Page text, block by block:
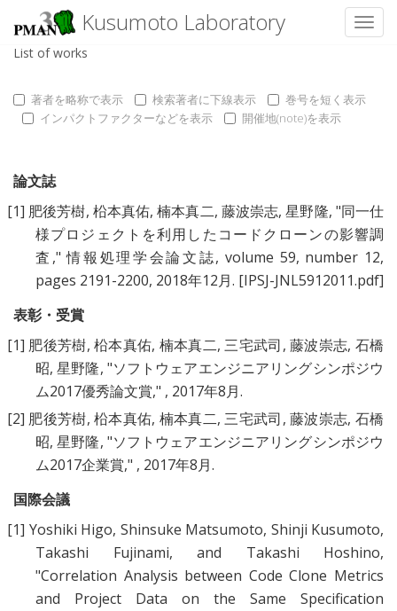
Kusumoto Laboratory
List of works
著者を略称で表示 検索著者に下線表示
巻号を短く表示
インパクトファクターなどを表示
開催地(note)を表示
論文誌
[1] 肥後芳樹, 柗本真佑,楠本真二, 藤波崇志,星野隆, "同一仕
様プロジェクトを利用したコードクローンの影響調
査 ," 情報処理学会論文誌, volume 59, number 12,
pages 2191-2200, 2018年12月. [IPSJ-JNL5912011.pdf]
表彰・受賞
[1] 肥後芳樹,柗本真佑, 楠本真二,三宅武司,藤波崇志, 石橋
昭,星野隆, "ソフトウェアエンジニアリングシンポジウ
ム2017優秀論文賞," , 2017年8月.
[2] 肥後芳樹,柗本真佑, 楠本真二,三宅武司,藤波崇志, 石橋
昭,星野隆, "ソフトウェアエンジニアリングシンポジウ
ム2017企業賞," , 2017年8月.
国際会議
[1] Yoshiki Higo, Shinsuke Matsumoto, Shinji Kusumoto,
Takashi Fujinami, and Takashi Hoshino,
"Correlation Analysis between Code Clone Metrics
and Project Data on the Same Specification